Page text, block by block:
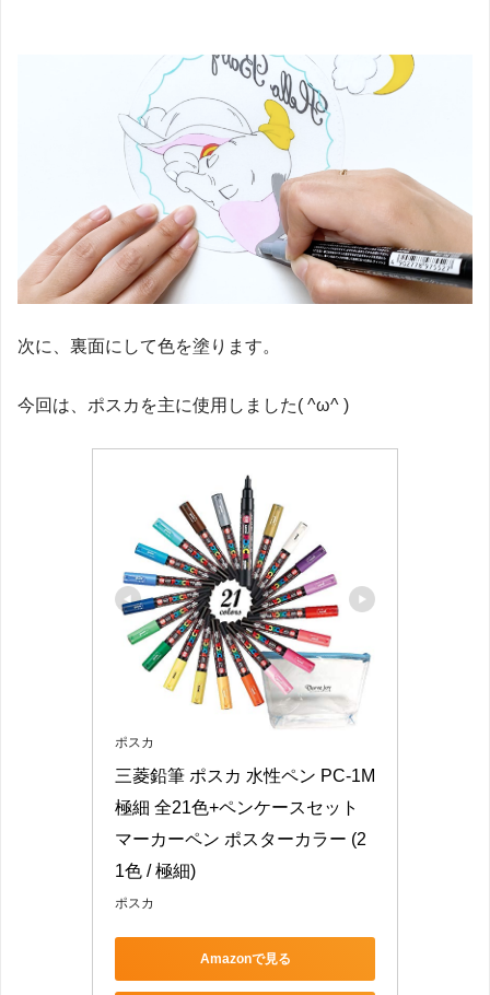
次に、裏面にして色を塗ります。
今回は、ポスカを主に使用しました( ^ω^ )
ポスカ
三菱鉛筆 ポスカ 水性ペン PC-1M
極細 全21色+ペンケースセット
マーカーペン ポスターカラー (2
1色 / 極細)
ポスカ
Amazonで見る